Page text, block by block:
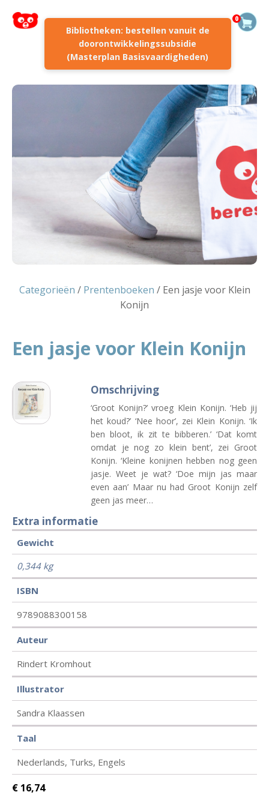
Bibliotheken: bestellen vanuit de
doorontwikkelingssubsidie
(Masterplan Basisvaardigheden)
0
Categorieën / Prentenboeken / Een jasje voor Klein
Konijn
Een jasje voor Klein Konijn
Omschrijving
‘Groot Konijn?’ vroeg Klein Konijn. ‘Heb jij
het koud?’ ‘Nee hoor’, zei Klein Konijn. ‘Ik
ben bloot, ik zit te bibberen.’ ‘Dat komt
omdat je nog zo klein bent’, zei Groot
Konijn. ‘Kleine konijnen hebben nog geen
jasje. Weet je wat? ‘Doe mijn jas maar
even aan’ Maar nu had Groot Konijn zelf
geen jas meer…
Extra informatie
Gewicht
0,344 kg
ISBN
9789088300158
Auteur
Rindert Kromhout
Illustrator
Sandra Klaassen
Taal
Nederlands, Turks, Engels
€ 16,74